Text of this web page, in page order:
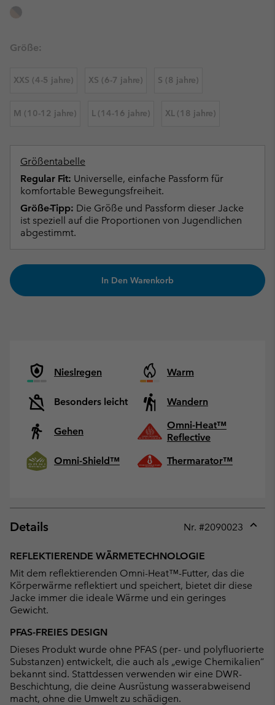
Größe:
XXS (4-5 jahre) XS (6-7 jahre) S (8 jahre)
M (10-12 jahre) L (14-16 jahre) XL (18 jahre)
Größentabelle
Regular Fit: Universelle, einfache Passform für
komfortable Bewegungsfreiheit.
Größe-Tipp: Die Größe und Passform dieser Jacke
ist speziell auf die Proportionen von Jugendlichen
abgestimmt.
In Den Warenkorb
Nieslregen Warm
Besonders leicht Wandern
Gehen
Omni-Heat™
Reflective
Omni-Shield™
Thermarator™
Details Nr. #2090023
REFLEKTIERENDE WÄRMETECHNOLOGIE
Mit dem reflektierenden Omni-Heat™-Futter, das die
Körperwärme reflektiert und speichert, bietet dir diese
Jacke immer die ideale Wärme und ein geringes
Gewicht.
PFAS-FREIES DESIGN
Dieses Produkt wurde ohne PFAS (per- und polyfluorierte
Substanzen) entwickelt, die auch als „ewige Chemikalien“
bekannt sind. Stattdessen verwenden wir eine DWR-
Beschichtung, die deine Ausrüstung wasserabweisend
macht, ohne die Umwelt zu schädigen.